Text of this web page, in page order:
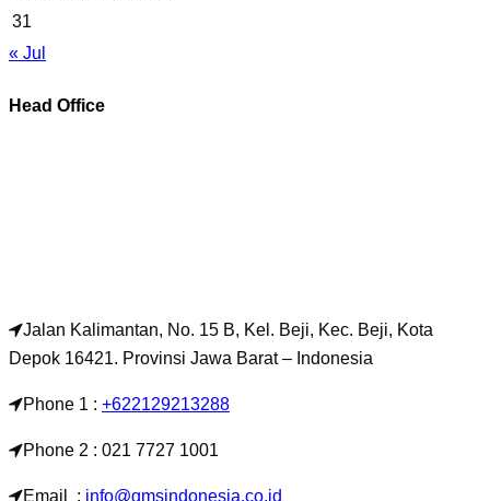
31
« Jul
Head Office
Jalan Kalimantan, No. 15 B, Kel. Beji, Kec. Beji, Kota
Depok 16421. Provinsi Jawa Barat – Indonesia
Phone 1 : +622129213288
Phone 2 : 021 7727 1001
Email : info@gmsindonesia.co.id